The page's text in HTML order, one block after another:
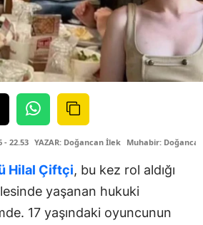
- 22.53 YAZAR: Doğancan İlek Muhabir:
Hilal Çiftçi, bu kez rol aldığı
yaşanan hukuki
17 yaşındaki oyuncunun